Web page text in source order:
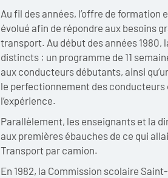
Au fil des années, l’offre de formation
évolué afin de répondre aux besoins
transport. Au début des années 1980,
distincts : un programme de 11
aux conducteurs débutants, ainsi
le perfectionnement des conducteurs
l’expérience.
Parallèlement, les enseignants et la
aux premières ébauches de ce qui
Transport par camion.
En 1982, la Commission scolaire